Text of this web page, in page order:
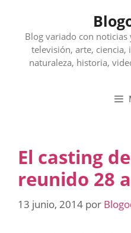
contenidoBlog variado con noticias
televisión, arte, ciencia,
naturaleza, historia,
El casting
reunido 28
13 junio, 2014 por